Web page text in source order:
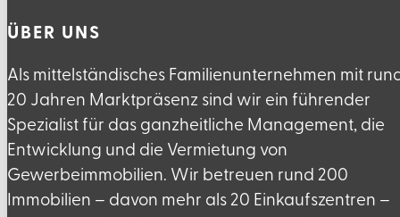
ÜBER UNS
Als mittelständisches Familienunternehmen mit
20 Jahren Marktpräsenz sind wir ein führender
Spezialist für das ganzheitliche Management, die
Entwicklung und die Vermietung von
Gewerbeimmobilien. Wir betreuen rund 200
Immobilien – davon mehr als 20 Einkaufszentren –